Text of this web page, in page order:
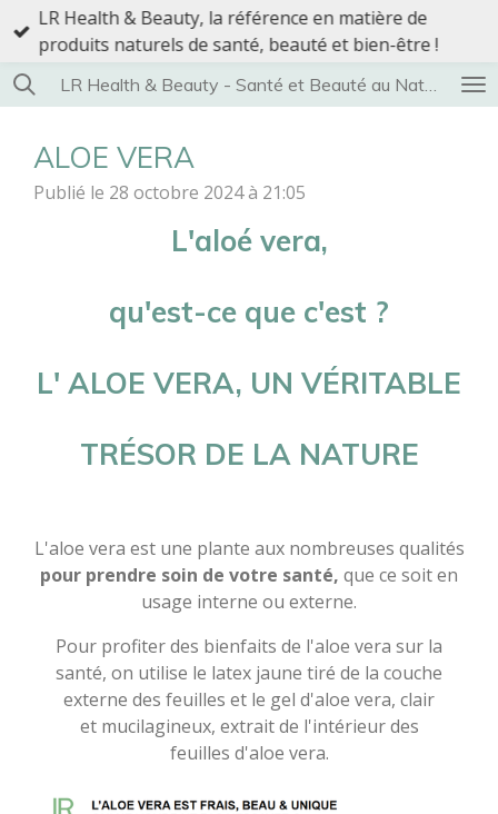
Passer
contenu
principal
LR Health & Beauty - Santé et Beauté au Naturel
LR Health & Beauty, la référence en matière de
produits naturels de santé, beauté et bien-être !
ALOE VERA
Publié le 28 octobre 2024 à 21:05
L'aloé vera,
qu'est-ce que c'est ?
L' ALOE VERA, UN VÉRITABLE
TRÉSOR DE LA NATURE
L'aloe vera est une plante aux nombreuses qualités
pour prendre soin de votre santé, que ce soit en
usage interne ou externe.
Pour profiter des bienfaits de l'aloe vera sur la
santé, on utilise le latex jaune tiré de la couche
externe des feuilles et le gel d'aloe vera, clair
et mucilagineux, extrait de l'intérieur des
feuilles d'aloe vera.